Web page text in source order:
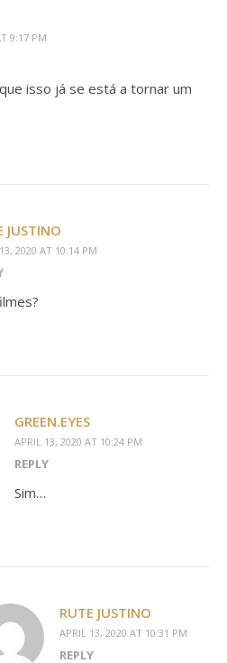
9:17 PM
isso já se está a tornar um
JUSTINO
2020 AT 10:14 PM
GREEN.EYES
APRIL 13, 2020 AT 10:24 PM
REPLY
Sim…
RUTE JUSTINO
APRIL 13, 2020 AT 10:31 PM
REPLY